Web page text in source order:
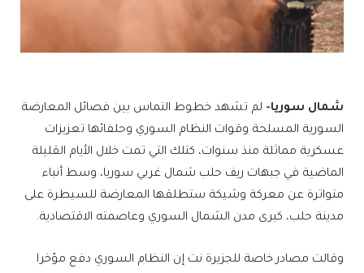
شمال سوريا- لم تشهد خطوط التماس بين فصائل المعارضة
السورية المسلحة وقوات النظام السوري وحلفائها تعزيزات
عسكرية مماثلة منذ سنوات، كتلك التي تمت خلال الأيام القليلة
الماضية في جبهات ريف حلب شمال غربي سوريا، وسط أنباء
متواترة عن معركة وشيكة ستطلقها المعارضة للسيطرة على
مدينة حلب، كبرى مدن الشمال السوري وعاصمته الاقتصادية.
وقالت مصادر خاصة للجزيرة نت إن النظام السوري دفع مؤخرا